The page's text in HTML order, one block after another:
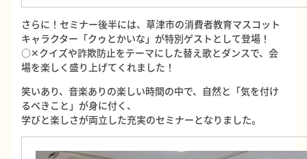
さらに！セミナー後半には、草津市の消費者教育マスコット
キャラクター「クゥとかいな」が特別ゲストとして登場！
○✕クイズや詐欺防止をテーマにした替え歌とダンスで、会
場を楽しく盛り上げてくれました！
笑いあり、音楽ありの楽しい時間の中で、自然と「気を付け
るべきこと」が身に付く、
学びと楽しさが両立した充実のセミナーとなりました。